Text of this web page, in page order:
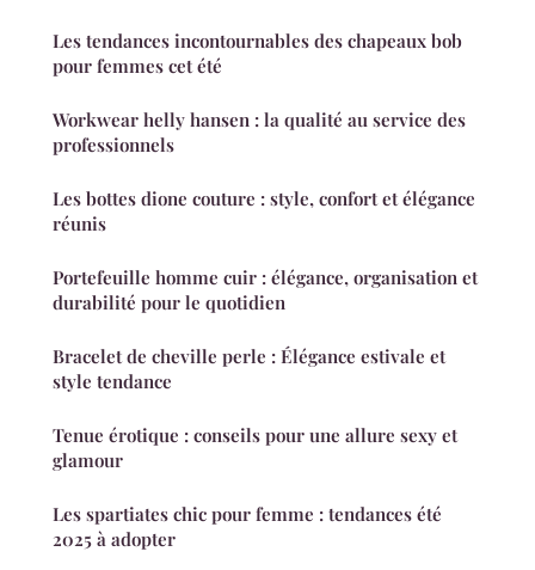
Les tendances incontournables des chapeaux bob
pour femmes cet été
Workwear helly hansen : la qualité au service des
professionnels
Les bottes dione couture : style, confort et élégance
réunis
Portefeuille homme cuir : élégance, organisation et
durabilité pour le quotidien
Bracelet de cheville perle : Élégance estivale et
style tendance
Tenue érotique : conseils pour une allure sexy et
glamour
Les spartiates chic pour femme : tendances été
2025 à adopter